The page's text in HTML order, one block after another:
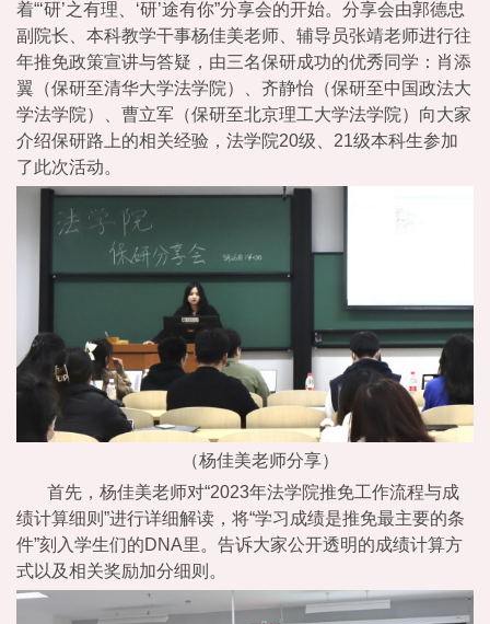
着“‘研’之有理、‘研’途有你”分享会的开始。分享会由郭德忠
副院长、本科教学干事杨佳美老师、辅导员张靖老师进行往
年推免政策宣讲与答疑，由三名保研成功的优秀同学：肖添
翼（保研至清华大学法学院）、齐静怡（保研至中国政法大
学法学院）、曹立军（保研至北京理工大学法学院）向大家
介绍保研路上的相关经验，法学院20级、21级本科生参加
了此次活动。
（杨佳美老师分享）
首先，杨佳美老师对“2023年法学院推免工作流程与成
绩计算细则”进行详细解读，将“学习成绩是推免最主要的条
件”刻入学生们的DNA里。告诉大家公开透明的成绩计算方
式以及相关奖励加分细则。